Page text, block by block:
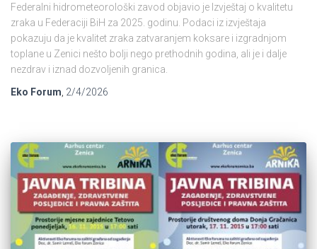
Federalni hidrometeorološki zavod objavio je Izvještaj o kvalitetu
zraka u Federaciji BiH za 2025. godinu. Podaci iz izvještaja
pokazuju da je kvalitet zraka zatvaranjem koksare i izgradnjom
toplane u Zenici nešto bolji nego prethodnih godina, ali je i dalje
nezdrav i iznad dozvoljenih granica.
Eko Forum 2/4/2026